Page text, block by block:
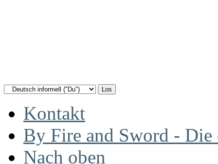
Kontakt
By Fire and Sword -
Nach oben